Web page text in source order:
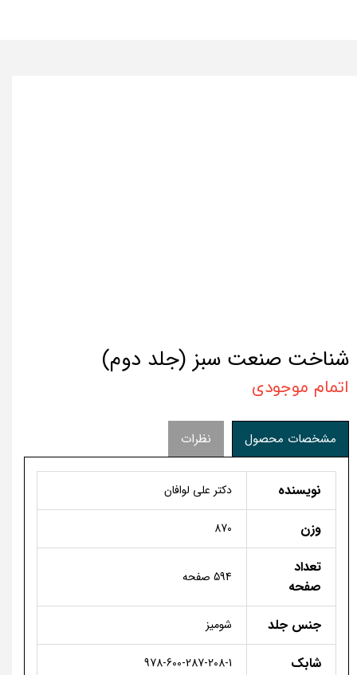
شناخت صنعت سبز (جلد دوم)
اتمام موجودی
مشخصات محصول نظرات
نویسنده دکتر علی لوافان
وزن 870
تعداد
صفحه
594 صفحه
جنس جلد شومیز
شابک 978-600-287-208-1